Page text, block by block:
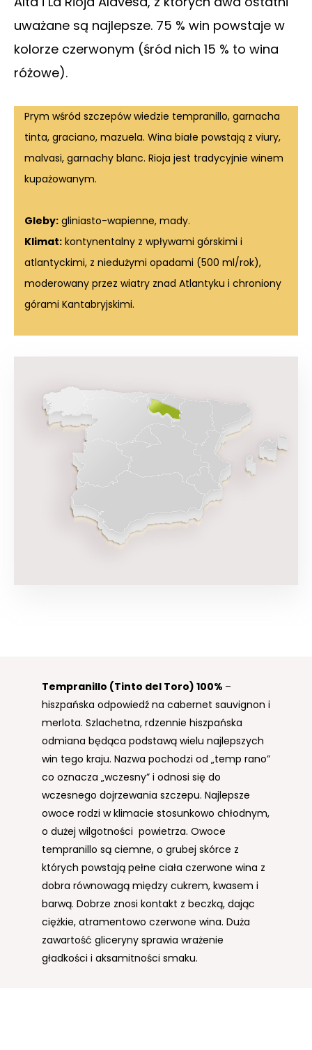
uważane są najlepsze. 75 % win powstaje w
kolorze czerwonym (śród nich 15 % to wina
różowe).
Prym wśród szczepów wiedzie tempranillo, garnacha
tinta, graciano, mazuela. Wina białe powstają z viury,
malvasi, garnachy blanc. Rioja jest tradycyjnie winem
kupażowanym.
Gleby: gliniasto-wapienne, mady.
Klimat: kontynentalny z wpływami górskimi i
atlantyckimi, z niedużymi opadami (500 ml/rok),
moderowany przez wiatry znad Atlantyku i chroniony
górami Kantabryjskimi.
Tempranillo (Tinto del Toro) 100% –
hiszpańska odpowiedź na cabernet sauvignon i
merlota. Szlachetna, rdzennie hiszpańska
odmiana będąca podstawą wielu najlepszych
win tego kraju. Nazwa pochodzi od „temp rano”
co oznacza „wczesny” i odnosi się do
wczesnego dojrzewania szczepu. Najlepsze
owoce rodzi w klimacie stosunkowo chłodnym,
o dużej wilgotności powietrza. Owoce
tempranillo są ciemne, o grubej skórce z
których powstają pełne ciała czerwone wina z
dobra równowagą między cukrem, kwasem i
barwą. Dobrze znosi kontakt z beczką, dając
ciężkie, atramentowo czerwone wina. Duża
zawartość gliceryny sprawia wrażenie
gładkości i aksamitności smaku.